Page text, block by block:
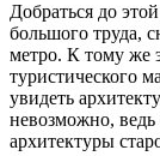
Добраться до
большого труда,
метро. К тому же
туристического
увидеть
невозможно,
архитектуры